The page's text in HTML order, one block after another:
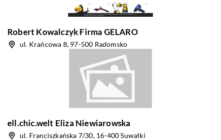
Robert Kowalczyk Firma GELARO
ul. Krańcowa 8, 97-500 Radomsko
ell.chic.welt Eliza Niewiarowska
ul. Franciszkańska 7/30, 16-400 Suwałki